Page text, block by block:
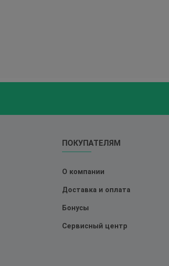
ПОКУПАТЕЛЯМ
О компании
Доставка и оплата
Бонусы
Сервисный центр